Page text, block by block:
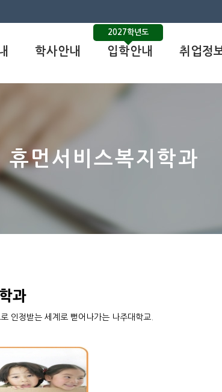
학사안내 입학안내
2027학년도
취업정
휴먼서비스복지학과
과
인정받는 세계로 뻗어나가는 나주대학교.